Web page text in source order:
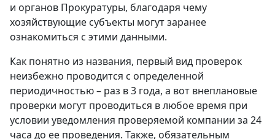
и органов Прокуратуры, благодаря чему
хозяйствующие субъекты могут заранее
ознакомиться с этими данными.
Как понятно из названия, первый вид проверок
неизбежно проводится с определенной
периодичностью – раз в 3 года, а вот внеплановые
проверки могут проводиться в любое время при
условии уведомления проверяемой компании за 24
часа до ее проведения. Также, обязательным